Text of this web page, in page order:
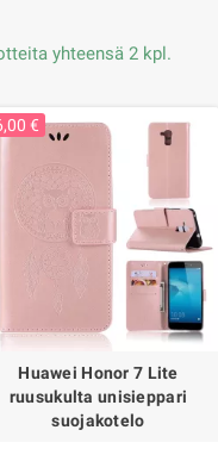
yhteensä 2 kpl.
€
Huawei Honor 7 Lite
ruusukulta unisieppari
suojakotelo